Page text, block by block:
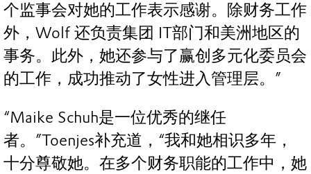
个监事会对她的工作表示感谢。除财务工作
外，Wolf 还负责集团 IT部门和美洲地区的
事务。此外，她还参与了赢创多元化委员会
的工作，成功推动了女性进入管理层。”
“Maike Schuh是一位优秀的继任
者。”Toenjes补充道，“我和她相识多年，
十分尊敬她。在多个财务职能的工作中，她